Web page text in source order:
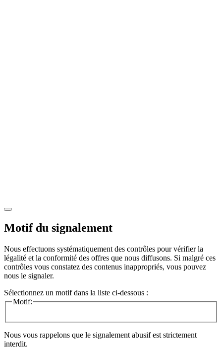
Motif du signalement
Nous effectuons systématiquement des contrôles pour vérifier la
légalité et la conformité des offres que nous diffusons. Si malgré ces
contrôles vous constatez des contenus inappropriés, vous pouvez
nous le signaler.
Sélectionnez un motif dans la liste ci-dessous :
Motif:
Nous vous rappelons que le signalement abusif est strictement
interdit.